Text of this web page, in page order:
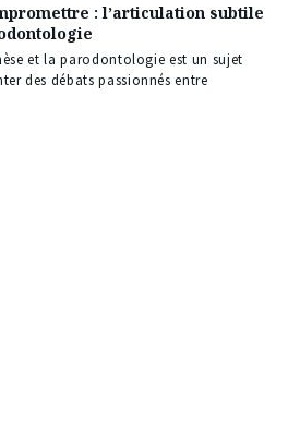
: l’articulation subtile
et la parodontologie est un sujet
des débats passionnés entre